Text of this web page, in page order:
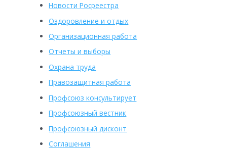
Новости Росреестра
Оздоровление и отдых
Организационная работа
Отчеты и выборы
Охрана труда
Правозащитная работа
Профсоюз консультирует
Профсоюзный вестник
Профсоюзный дисконт
Соглашения